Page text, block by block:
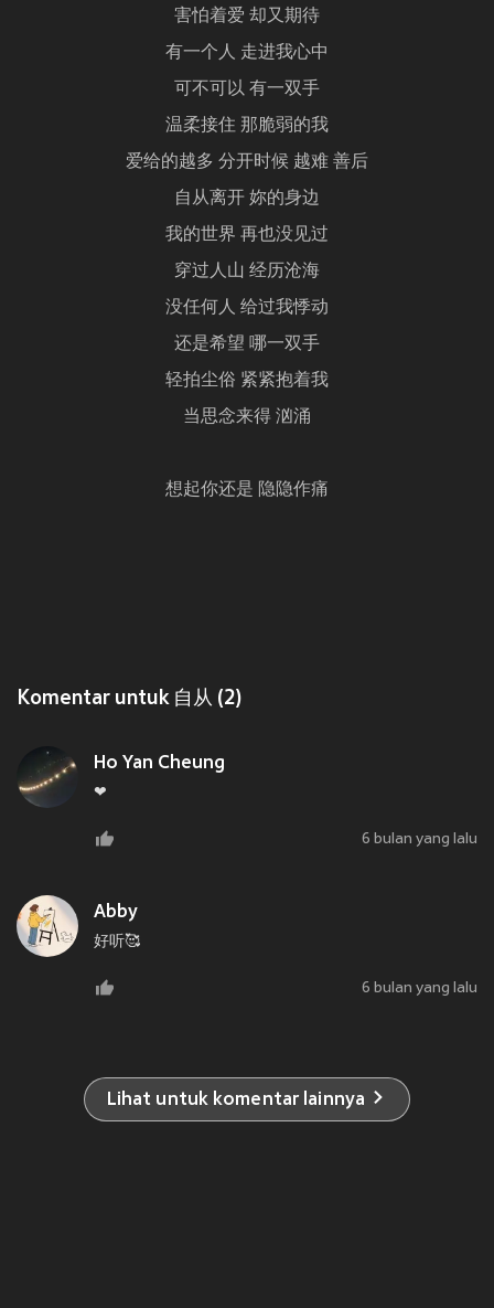
害怕着爱 却又期待
有一个人 走进我心中
可不可以 有一双手
温柔接住 那脆弱的我
爱给的越多 分开时候 越难 善后
自从离开 妳的身边
我的世界 再也没见过
穿过人山 经历沧海
没任何人 给过我悸动
还是希望 哪一双手
轻拍尘俗 紧紧抱着我
当思念来得 汹涌
想起你还是 隐隐作痛
Komentar untuk 自从 (2)
Ho Yan Cheung
❤
6 bulan yang lalu
Abby
好听🥰
6 bulan yang lalu
Lihat untuk komentar lainnya